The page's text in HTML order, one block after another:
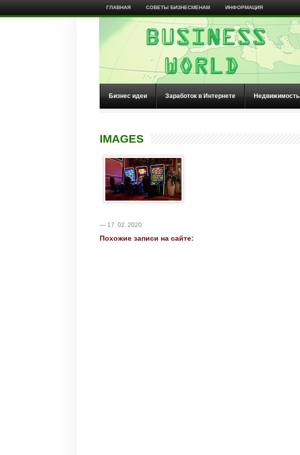
ГЛАВНАЯ СОВЕТЫ БИЗНЕСМЕНАМ ИНФОРМАЦИЯ
Бизнес идеи Заработок в Интернете Недвижимость
IMAGES
— 17. 02. 2020
Похожие записи на сайте: